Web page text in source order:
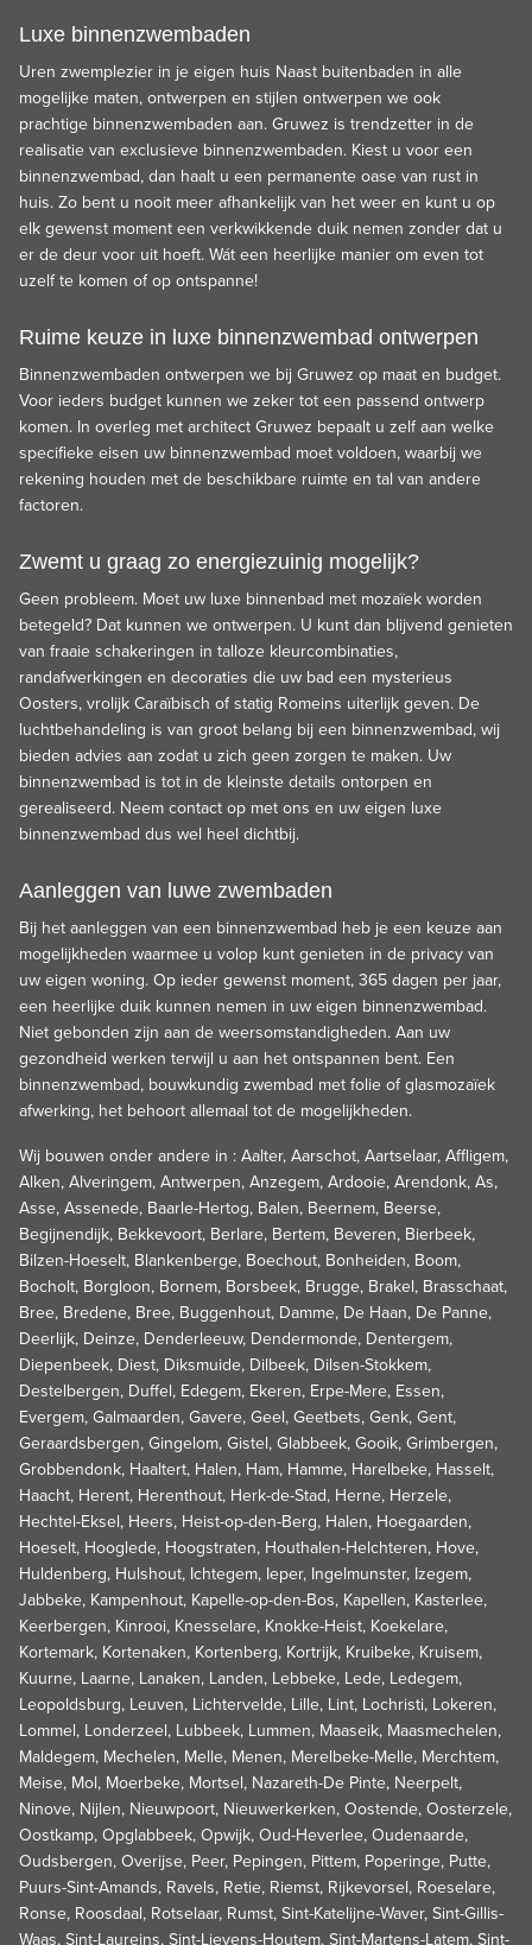
Luxe binnenzwembaden
Uren zwemplezier in je eigen huis Naast buitenbaden in alle
mogelijke maten, ontwerpen en stijlen ontwerpen we ook
prachtige binnenzwembaden aan. Gruwez is trendzetter in de
realisatie van exclusieve binnenzwembaden. Kiest u voor een
binnenzwembad, dan haalt u een permanente oase van rust in
huis. Zo bent u nooit meer afhankelijk van het weer en kunt u op
elk gewenst moment een verkwikkende duik nemen zonder dat u
er de deur voor uit hoeft. Wát een heerlijke manier om even tot
uzelf te komen of op ontspanne!
Ruime keuze in luxe binnenzwembad ontwerpen
Binnenzwembaden ontwerpen we bij Gruwez op maat en budget.
Voor ieders budget kunnen we zeker tot een passend ontwerp
komen. In overleg met architect Gruwez bepaalt u zelf aan welke
specifieke eisen uw binnenzwembad moet voldoen, waarbij we
rekening houden met de beschikbare ruimte en tal van andere
factoren.
Zwemt u graag zo energiezuinig mogelijk?
Geen probleem. Moet uw luxe binnenbad met mozaïek worden
betegeld? Dat kunnen we ontwerpen. U kunt dan blijvend genieten
van fraaie schakeringen in talloze kleurcombinaties,
randafwerkingen en decoraties die uw bad een mysterieus
Oosters, vrolijk Caraïbisch of statig Romeins uiterlijk geven. De
luchtbehandeling is van groot belang bij een binnenzwembad, wij
bieden advies aan zodat u zich geen zorgen te maken. Uw
binnenzwembad is tot in de kleinste details ontorpen en
gerealiseerd. Neem contact op met ons en uw eigen luxe
binnenzwembad dus wel heel dichtbij.
Aanleggen van luwe zwembaden
Bij het aanleggen van een binnenzwembad heb je een keuze aan
mogelijkheden waarmee u volop kunt genieten in de privacy van
uw eigen woning. Op ieder gewenst moment, 365 dagen per jaar,
een heerlijke duik kunnen nemen in uw eigen binnenzwembad.
Niet gebonden zijn aan de weersomstandigheden. Aan uw
gezondheid werken terwijl u aan het ontspannen bent. Een
binnenzwembad, bouwkundig zwembad met folie of glasmozaïek
afwerking, het behoort allemaal tot de mogelijkheden.
Wij bouwen onder andere in : Aalter, Aarschot, Aartselaar, Affligem,
Alken, Alveringem, Antwerpen, Anzegem, Ardooie, Arendonk, As,
Asse, Assenede, Baarle-Hertog, Balen, Beernem, Beerse,
Begijnendijk, Bekkevoort, Berlare, Bertem, Beveren, Bierbeek,
Bilzen-Hoeselt, Blankenberge, Boechout, Bonheiden, Boom,
Bocholt, Borgloon, Bornem, Borsbeek, Brugge, Brakel, Brasschaat,
Bree, Bredene, Bree, Buggenhout, Damme, De Haan, De Panne,
Deerlijk, Deinze, Denderleeuw, Dendermonde, Dentergem,
Diepenbeek, Diest, Diksmuide, Dilbeek, Dilsen-Stokkem,
Destelbergen, Duffel, Edegem, Ekeren, Erpe-Mere, Essen,
Evergem, Galmaarden, Gavere, Geel, Geetbets, Genk, Gent,
Geraardsbergen, Gingelom, Gistel, Glabbeek, Gooik, Grimbergen,
Grobbendonk, Haaltert, Halen, Ham, Hamme, Harelbeke, Hasselt,
Haacht, Herent, Herenthout, Herk-de-Stad, Herne, Herzele,
Hechtel-Eksel, Heers, Heist-op-den-Berg, Halen, Hoegaarden,
Hoeselt, Hooglede, Hoogstraten, Houthalen-Helchteren, Hove,
Huldenberg, Hulshout, Ichtegem, Ieper, Ingelmunster, Izegem,
Jabbeke, Kampenhout, Kapelle-op-den-Bos, Kapellen, Kasterlee,
Keerbergen, Kinrooi, Knesselare, Knokke-Heist, Koekelare,
Kortemark, Kortenaken, Kortenberg, Kortrijk, Kruibeke, Kruisem,
Kuurne, Laarne, Lanaken, Landen, Lebbeke, Lede, Ledegem,
Leopoldsburg, Leuven, Lichtervelde, Lille, Lint, Lochristi, Lokeren,
Lommel, Londerzeel, Lubbeek, Lummen, Maaseik, Maasmechelen,
Maldegem, Mechelen, Melle, Menen, Merelbeke-Melle, Merchtem,
Meise, Mol, Moerbeke, Mortsel, Nazareth-De Pinte, Neerpelt,
Ninove, Nijlen, Nieuwpoort, Nieuwerkerken, Oostende, Oosterzele,
Oostkamp, Opglabbeek, Opwijk, Oud-Heverlee, Oudenaarde,
Oudsbergen, Overijse, Peer, Pepingen, Pittem, Poperinge, Putte,
Puurs-Sint-Amands, Ravels, Retie, Riemst, Rijkevorsel, Roeselare,
Ronse, Roosdaal, Rotselaar, Rumst, Sint-Katelijne-Waver, Sint-Gillis-
Waas, Sint-Laureins, Sint-Lievens-Houtem, Sint-Martens-Latem, Sint-